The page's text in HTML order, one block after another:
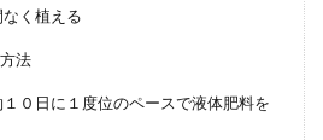
で完成。飾り方やコツ
多肉植物が置かれています。100均はす
く植える
法
０日に１度位のペースで液体肥料を